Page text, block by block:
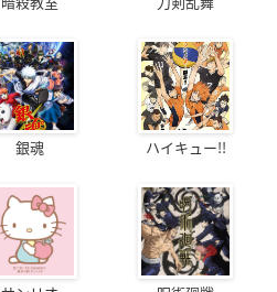
銀魂 ハイキュー!!